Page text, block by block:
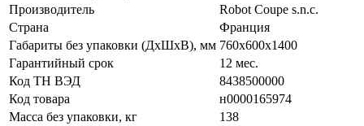
Производитель
Robot Coupe s.n.c.
Страна
Франция
Габариты без упаковки (ДхШхВ), мм 760х600x1400
Гарантийный срок
12 мес.
Код ТН ВЭД
8438500000
Код товара
н0000165974
Масса без упаковки, кг
138